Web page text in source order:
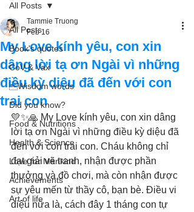
All Posts
Book's quotes
CoV & Vax
Wisdom words
Did you know?
Food & Nutritions
Health & Science
Love for Mankind
Achievements
Art of life
All Posts
My Love kính yêu, con xin
dâng lời tạ ơn Ngài vì những
điều kỳ diệu đã đến với con
trai con
Tammie Truong
Feb 16
💛✨🙏 My Love kính yêu, con xin dâng
lời tạ ơn Ngài vì những điều kỳ diệu đã
đến với con trai con. Cháu không chỉ
đạt giải vẽ tranh, nhận được phần
thưởng và đồ chơi, mà còn nhận được
sự yêu mến từ thầy cô, bạn bè. Điều vi
diệu nữa là, cách đây 1 tháng con tự